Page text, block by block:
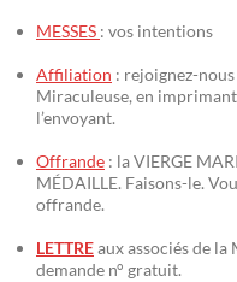
MESSES : vos intentions
Affiliation : rejoignez-
Miraculeuse, en
l’envoyant.
Offrande : la VIERGE
MÉDAILLE. Faisons-le.
offrande.
LETTREaux associés de
demande n° gratuit.